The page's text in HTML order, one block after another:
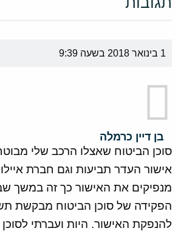
1 בינואר 2018 בשעה 9:39
בן דיין כרמלה
סוכן הביטוח שאצלו הרכב שלי
אישור העדר תביעות וגם חברת
מנפיקים את האישור כך זה במשך
הפקידה של סוכן הביטוח מבקשת
להנפקת האישור. היות ועברתי